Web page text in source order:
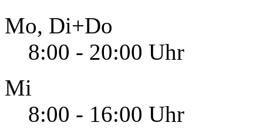
Mo, Di+Do
8:00 - 20:00 Uhr
Mi
8:00 - 16:00 Uhr